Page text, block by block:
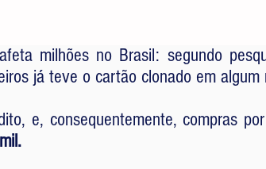
milhões no Brasil: segundo
já teve o cartão clonado em algum
e, consequentemente, compras